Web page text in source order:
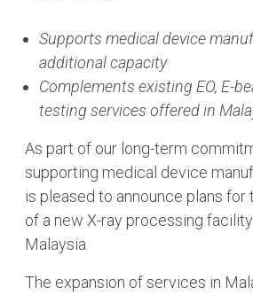
Supports medical device
additional capacity
Complements existing EO, E-
testing services offered in
As part of our long-term
supporting medical device
is pleased to announce plans
of a new X-ray processing
Malaysia.
The expansion of services in